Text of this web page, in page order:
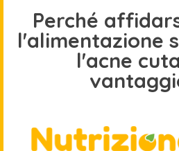
Perché
l'alimentazione
l'acne